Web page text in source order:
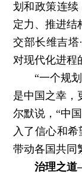
划和政策连续
定力、推进结
交部长维吉塔
对现代化进程
“一个规
是中国之幸，
尔默说，“中
入了信心和
带动各国共同
治理之道